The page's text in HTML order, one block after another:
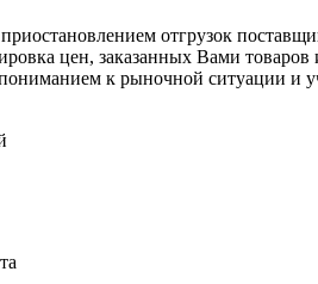
отгрузок
цен, заказанных Вами товаров
к рыночной ситуации и